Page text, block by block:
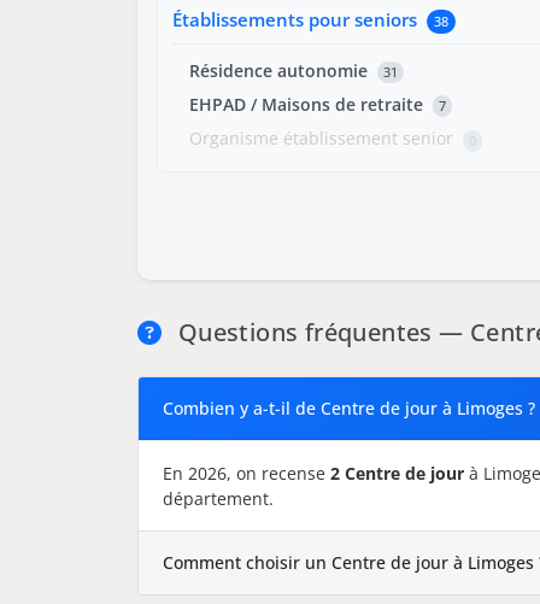
Établissements pour seniors 38
Résidence autonomie 31
EHPAD / Maisons de retraite 7
Organisme établissement senior 0
Questions fréquentes —
Combien y a-t-il de Centre de jour à Limoges ?
En 2026, on recense 2 Centre de jour à
département.
Comment choisir un Centre de jour à Limoges